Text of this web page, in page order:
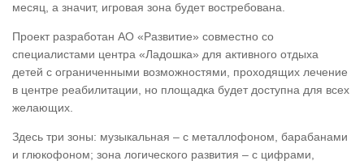
месяц, а значит, игровая зона будет востребована.
Проект разработан АО «Развитие» совместно со
специалистами центра «Ладошка» для активного отдыха
детей с ограниченными возможностями, проходящих лечение
в центре реабилитации, но площадка будет доступна для всех
желающих.
Здесь три зоны: музыкальная – с металлофоном, барабанами
и глюкофоном; зона логического развития – с цифрами,